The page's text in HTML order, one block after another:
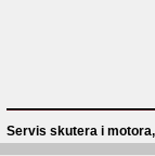
Servis skutera i